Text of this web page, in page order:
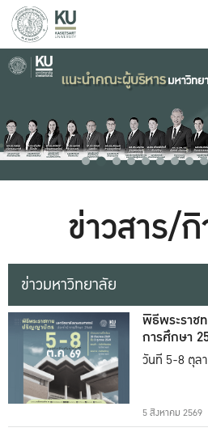
ข่าวสาร/
ข่าวมหาวิทยาลัย
พิธีพระราช
การศึกษา
วันที่ 5-8 ตุล
5 สิงหาคม 2569